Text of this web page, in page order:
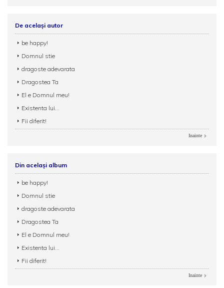
De același autor
be happy!
Domnul stie
dragoste adevarata
Dragostea Ta
El e Domnul meu!
Existenta lui...
Fii diferit!
Inainte
Din același album
be happy!
Domnul stie
dragoste adevarata
Dragostea Ta
El e Domnul meu!
Existenta lui...
Fii diferit!
Inainte